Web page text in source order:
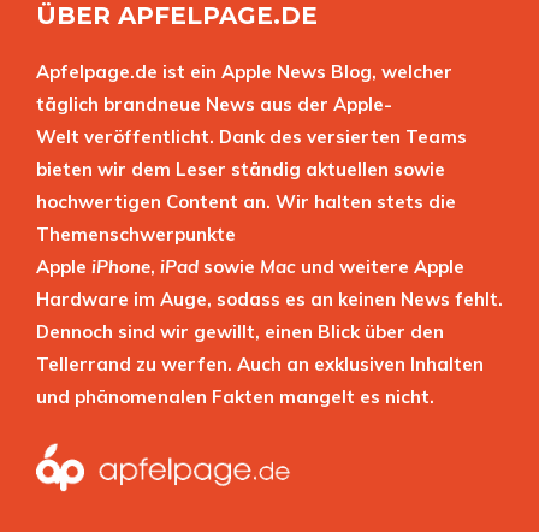
ÜBER APFELPAGE.DE
Apfelpage.de ist ein Apple News Blog, welcher
täglich brandneue News aus der Apple-
Welt veröffentlicht. Dank des versierten Teams
bieten wir dem Leser ständig aktuellen sowie
hochwertigen Content an. Wir halten stets die
Themenschwerpunkte
Apple iPhone, iPad sowie Mac und weitere Apple
Hardware im Auge, sodass es an keinen News fehlt.
Dennoch sind wir gewillt, einen Blick über den
Tellerrand zu werfen. Auch an exklusiven Inhalten
und phänomenalen Fakten mangelt es nicht.